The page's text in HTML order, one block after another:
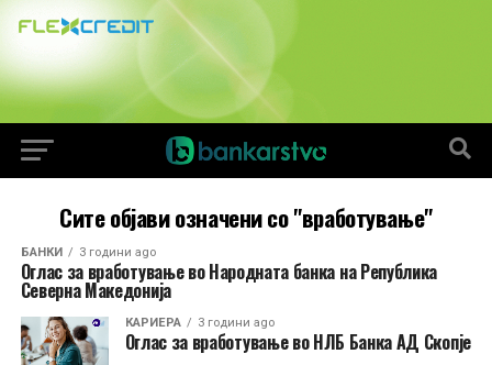
Сите објави означени со "вработување"
БАНКИ 3 години ago
Оглас за вработување во Народната банка на Република
Северна Македонија
КАРИЕРА 3 години ago
Оглас за вработување во НЛБ Банка АД Скопје